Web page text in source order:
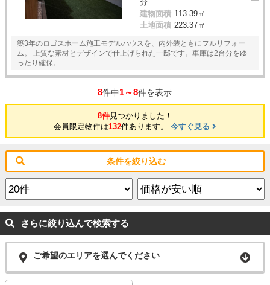
分
建物面積 113.39㎡
土地面積 223.37㎡
築3年のロゴスホーム施工モデルハウスを、内外装ともにフルリフォー
ム。 上質な素材とデザインで仕上げられた一邸です。車庫は2台分をゆ
ったり確保。
8件中1～8件を表示
8件見つかりました！
会員限定物件は132件あります。 今すぐ見る
条件を絞り込む
さらに絞り込んで検索する
ご希望のエリアを選んでください